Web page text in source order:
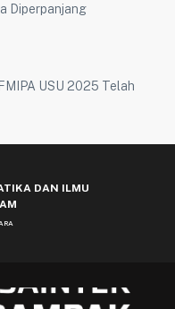
Diperpanjang
USU 2025 Telah
DAN ILMU